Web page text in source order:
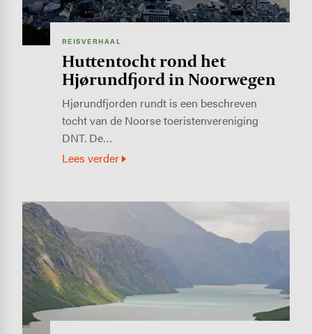
REISVERHAAL
Huttentocht rond het
Hjørundfjord in Noorwegen
Hjørundfjorden rundt is een beschreven
tocht van de Noorse toeristenvereniging
DNT. De…
Lees verder
Image